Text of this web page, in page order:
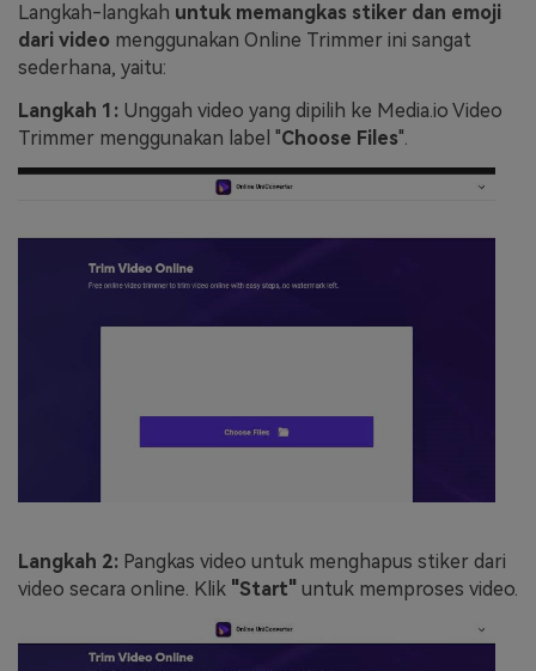
Langkah-langkah untuk memangkas stiker dan emoji
dari video menggunakan Online Trimmer ini sangat
sederhana, yaitu:
Langkah 1: Unggah video yang dipilih ke Media.io Video
Trimmer menggunakan label "Choose Files".
Langkah 2: Pangkas video untuk menghapus stiker dari
video secara online. Klik "Start" untuk memproses video.